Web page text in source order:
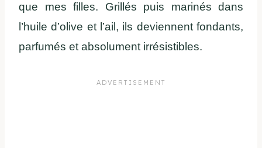
que mes filles. Grillés puis marinés dans
l’huile d’olive et l’ail, ils deviennent fondants,
parfumés et absolument irrésistibles.